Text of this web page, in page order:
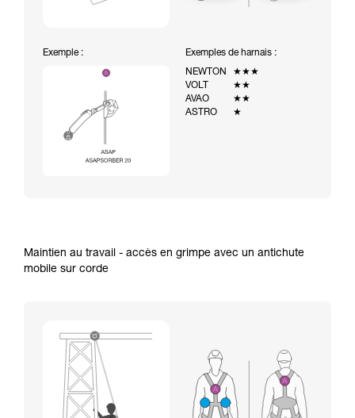
Exemple :
Exemples de harnais :
NEWTON
★★★
VOLT
★★
AVAO
★★
ASTRO
★
Maintien au travail - accès en grimpe avec un antichute
mobile sur corde